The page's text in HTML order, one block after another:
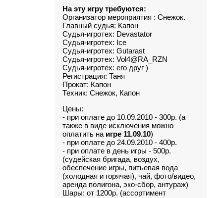
На эту игру требуются:
Организатор мероприятия : Снежок.
Главный судья: Капон
Судья-игротех: Devastator
Судья-игротех: Ice
Судья-игротех: Gutarast
Судья-игротех: Vol4@RA_RZN
Судья-игротех: его друг )
Регистрация: Таня
Прокат: Капон
Техник: Снежок, Капон
Цены:
- при оплате до 10.09.2010 - 300р. (а
также в виде исключения можно
оплатить на игре 11.09.10)
- при оплате до 24.09.2010 - 400р.
- при оплате в день игры - 500р.
(судейская бригада, воздух,
обеспечение игры, питьевая вода
(холодная и горячая), чай, фото/видео,
аренда полигона, эко-сбор, антураж)
Шары: от 1200р. (ассортимент